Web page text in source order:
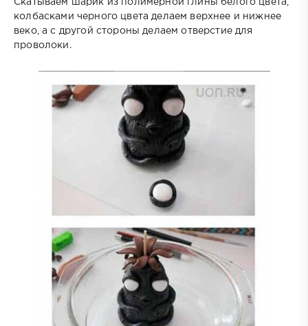
Скатываем шарик из полимерной глины белого цвета,
колбасками черного цвета делаем верхнее и нижнее
веко, а с другой стороны делаем отверстие для
проволоки.